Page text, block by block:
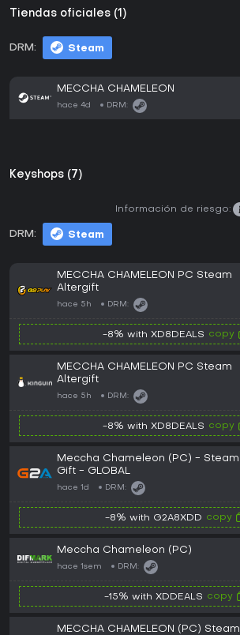
Tiendas oficiales (1)
DRM: Steam
MECCHA CHAMELEON
hace 4d DRM:
Keyshops (7)
DRM: Steam
Información de riesgo:
MECCHA CHAMELEON PC Steam
Altergift
hace 5h DRM:
-8% with XD8DEALS copy
MECCHA CHAMELEON PC Steam
Altergift
hace 5h DRM:
-8% with XD8DEALS copy
Meccha Chameleon (PC) - Steam
Gift - GLOBAL
hace 1d DRM:
-8% with G2A8XDD copy
Meccha Chameleon (PC)
hace 1sem DRM:
-15% with XDDEALS copy
MECCHA CHAMELEON (PC) Steam